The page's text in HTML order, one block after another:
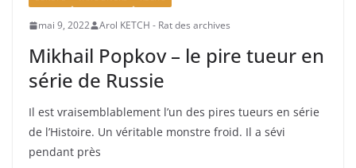
mai 9, 2022 Arol KETCH - Rat des archives
Mikhail Popkov – le pire tueur en
série de Russie
Il est vraisemblablement l’un des pires tueurs en série
de l’Histoire. Un véritable monstre froid. Il a sévi
pendant près